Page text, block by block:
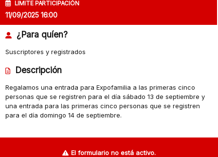
LIMITE PARTICIPACIÓN
11/09/2025 16:00
¿Para quíen?
Suscriptores y registrados
Descripción
Regalamos una entrada para Expofamilia a las primeras cinco
personas que se registren para el día sábado 13 de septiembre y
una entrada para las primeras cinco personas que se registren
para el día domingo 14 de septiembre.
El formulario no está activo.